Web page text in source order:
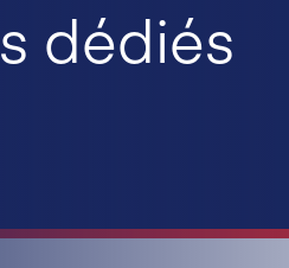
dédiés